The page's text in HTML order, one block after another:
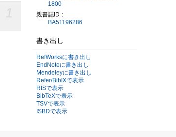
1800
親書誌ID
BA51196286
書き出し
RefWorksに書き出し
EndNoteに書き出し
Mendeleyに書き出し
Refer/BibIXで表示
RISで表示
BibTeXで表示
TSVで表示
ISBDで表示